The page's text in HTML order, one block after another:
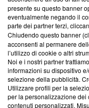
conformità agli
Su di noi
Team editoriale
Corporate
Redazione
Informativa Privacy
presente su questo banner
eventualmente negando il
parte dei partner terzi,
Chiudendo questo banner
acconsenti al permanere
l’utilizzo di cookie o altri
Noi e i nostri partner
informazioni su dispositivo
selezione della pubblicità.
Utilizzare profili per la
per la personalizzazione dei
contenuti personalizzati.